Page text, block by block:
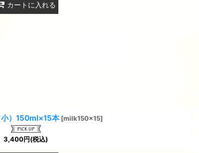
カートに入れる
）150ml×15本 [milk150x15]
3,400円(税込)